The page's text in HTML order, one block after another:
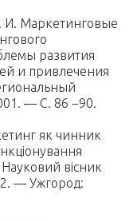
И. Маркетинговые
развития
и привлечения
— С. 86 −90.
як чинник
вісник
— Ужгород: